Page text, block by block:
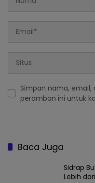
Simpan nama, email,
peramban ini untuk
Baca Juga
Sidrap
Lebih